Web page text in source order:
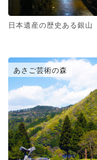
日本遺産の歴史ある銀山
あさご芸術の森